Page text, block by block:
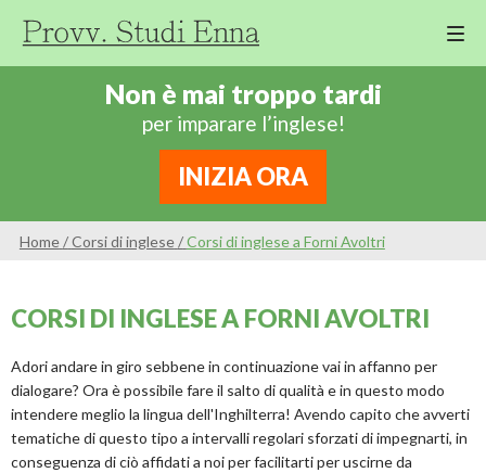
Non è mai troppo tardi
per imparare l’inglese!
INIZIA ORA
Home/Corsi di inglese/Corsi di inglese a Forni Avoltri
CORSI DI INGLESE A FORNI AVOLTRI
Adori andare in giro sebbene in continuazione vai in affanno per
dialogare? Ora è possibile fare il salto di qualità e in questo modo
intendere meglio la lingua dell'Inghilterra! Avendo capito che avverti
tematiche di questo tipo a intervalli regolari sforzati di impegnarti, in
conseguenza di ciò affidati a noi per facilitarti per uscirne da